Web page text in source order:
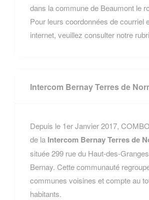
dans la commune de Beaumont le
Pour leurs coordonnées de courriel
internet, veuillez consulter notre
Intercom Bernay Terres de
Depuis le 1er Janvier 2017,
de la Intercom Bernay Terres de
située 299 rue du Haut-des-
Bernay. Cette communauté
communes voisines et compte au
habitants.